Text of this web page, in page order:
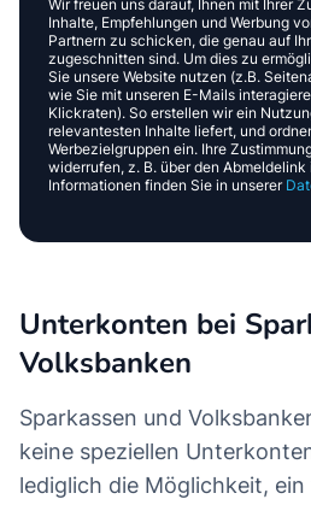
Wir freuen uns darauf, Ihnen mit Ihrer
Inhalte, Empfehlungen und Werbung
Partnern zu schicken, die genau auf
zugeschnitten sind. Um dies zu
Sie unsere Website nutzen (z.B.
wie Sie mit unseren E-Mails
Klickraten). So erstellen wir ein
relevantesten Inhalte liefert, und
Werbezielgruppen ein. Ihre
widerrufen, z. B. über den
Informationen finden Sie in unserer
Unterkonten bei
Volksbanken
Sparkassen und
keine speziellen
lediglich die Möglichkeit,